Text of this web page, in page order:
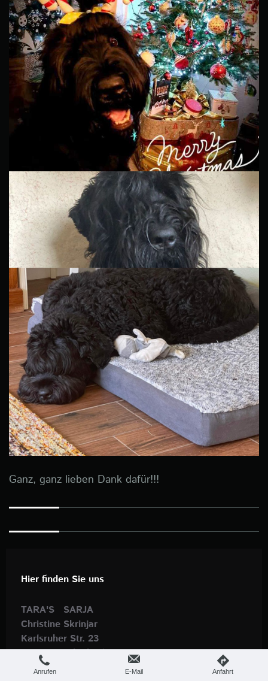
Ganz, ganz lieben Dank dafür!!!
Hier finden Sie uns
TARA'S SARJA
Christine Skrinjar
Karlsruher Str. 23
65205 Wiesbaden/
Deutschland
Anrufen E-Mail Anfahrt